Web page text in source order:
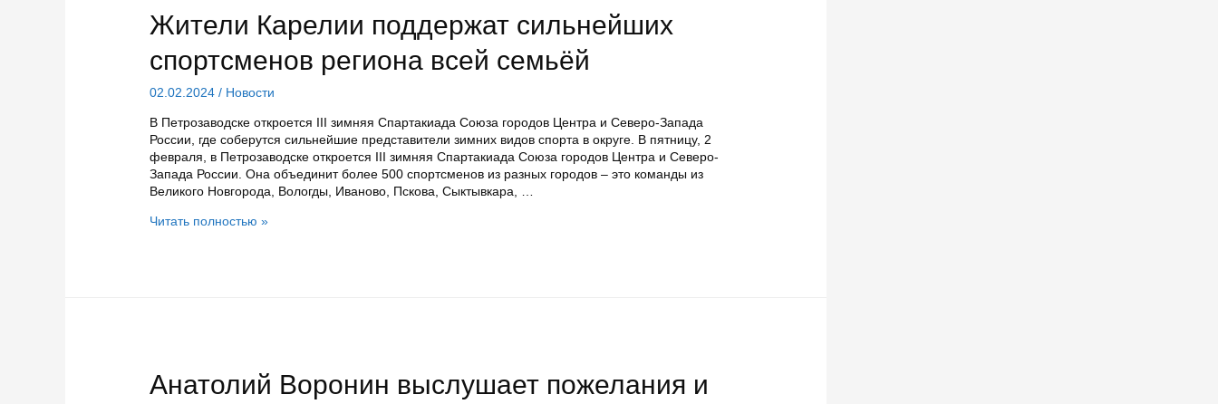
съезде
«Движения
Жители Карелии поддержат сильнейших
спортсменов региона всей семьёй
02.02.2024 / Новости
В Петрозаводске откроется III зимняя Спартакиада Союза городов Центра и Северо-Запада
России, где соберутся сильнейшие представители зимних видов спорта в округе. В пятницу, 2
февраля, в Петрозаводске откроется III зимняя Спартакиада Союза городов Центра и Северо-
Запада России. Она объединит более 500 спортсменов из разных городов – это команды из
Великого Новгорода, Вологды, Иваново, Пскова, Сыктывкара, …
Жители
Читать полностью »
Анатолий Воронин выслушает пожелания и